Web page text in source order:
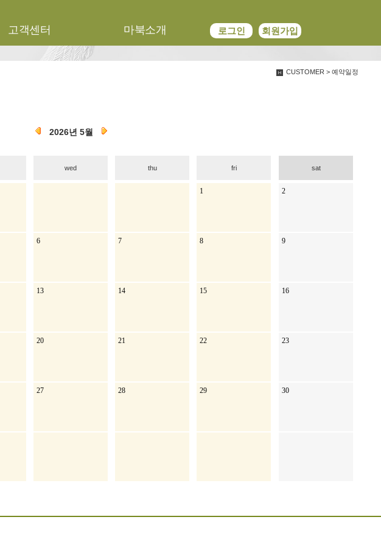
고객센터 마북소개 로그인 회원가입
We have created a awesome theme
Far far away,behind the word mountains, far from the countries
CUSTOMER > 예약일정
2026년 5월
wed thu fri sat
1 2
6 7 8 9
13 14 15 16
20 21 22 23
27 28 29 30